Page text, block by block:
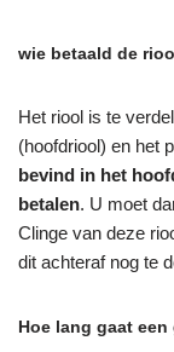
wie betaald de
Het riool is te
(hoofdriool) en het
bevind in het
betalen. U moet
Clinge van deze
dit achteraf nog te
Hoe lang gaat